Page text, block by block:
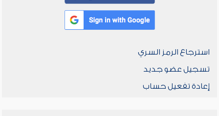
استرجاع الرمز السري
تسجيل عضو جديد
إعادة تفعيل حساب